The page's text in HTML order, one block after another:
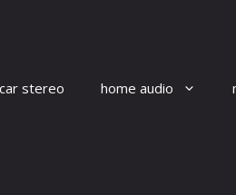
car stereo home audio